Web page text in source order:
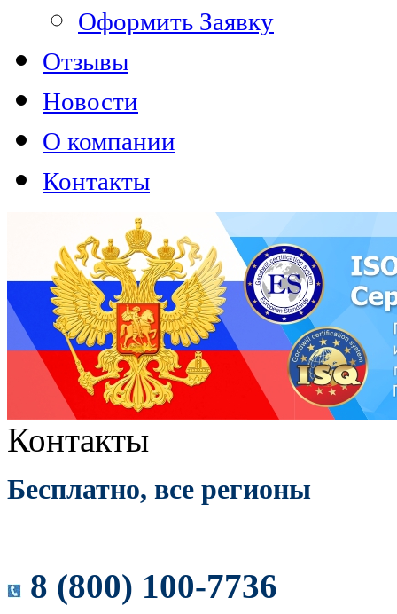
Оформить Заявку
Отзывы
Новости
О компании
Контакты
Контакты
Бесплатно, все регионы
8 (800) 100-7736